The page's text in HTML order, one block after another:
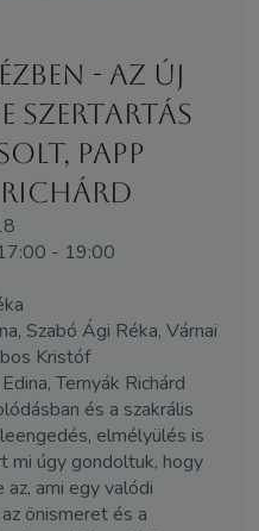
- Az Új
szertartás
Papp
Richárd
- 19:00
Szabó Ági Réka, Várnai
Kristóf
Ternyák Richárd
és a szakrális
elmélyülés is
mi úgy gondoltuk, hogy
ami egy valódi
önismeret és a